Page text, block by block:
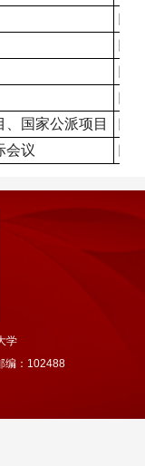
良
良
良
良
国家公派项目
良
会议
良
学
编：102488